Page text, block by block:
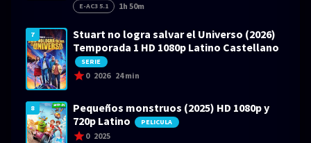
E-AC3 5.1
1h 50m
7
Stuart no logra salvar el Universo (2026)
Temporada 1 HD 1080p Latino Castellano
SERIE
0 2026 24 min
8
Pequeños monstruos (2025) HD 1080p y
720p Latino
PELICULA
0 2025